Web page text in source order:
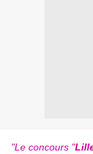
"Le concours "